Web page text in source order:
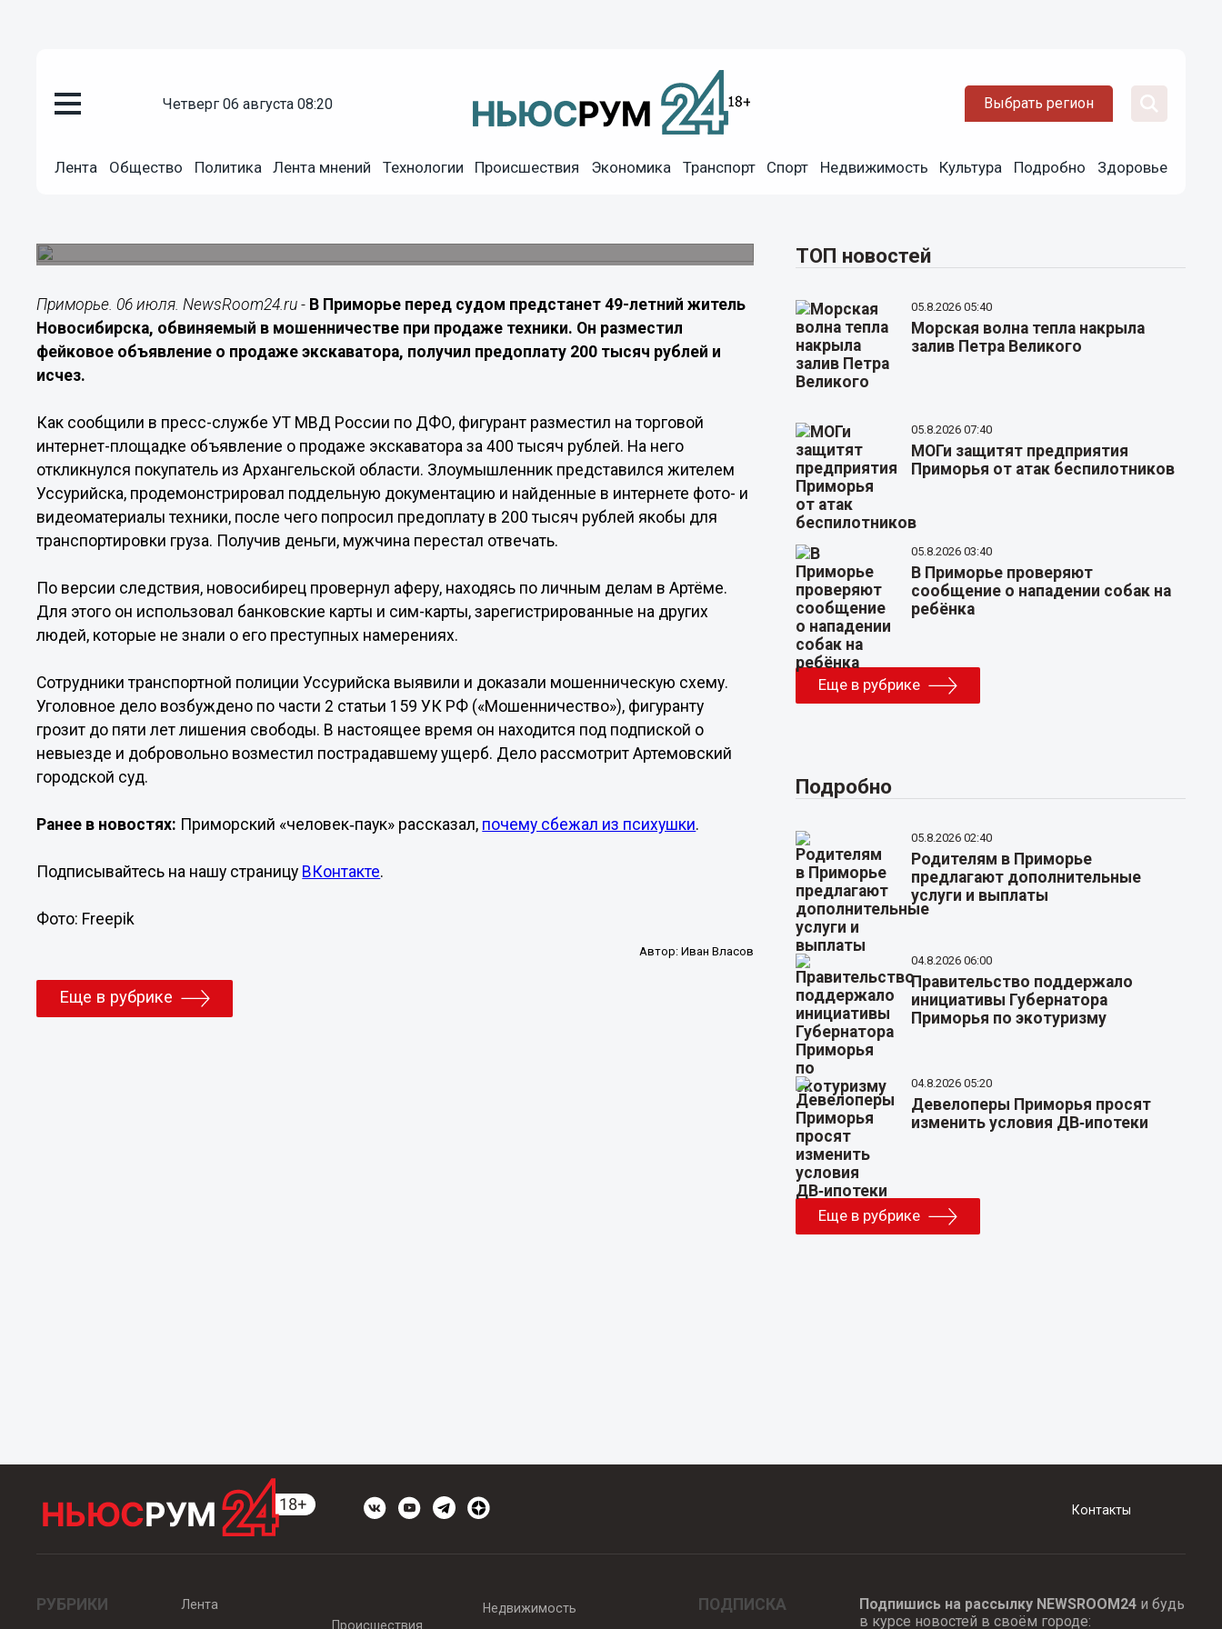
четверг 06 августа 08:20 Выбрать регион
Лента Общество Политика Лента мнений Технологии Происшествия Экономика Транспорт Спорт Недвижимость Культура Подробно Здоровье
Происшествия
Жителя Новосибирска будут судить в Приморье за продажу
Приморье. 06 июля. NewsRoom24.ru - В Приморье перед судом предстанет 49-летний житель
Новосибирска, обвиняемый в мошенничестве при продаже техники. Он разместил
фейковое объявление о продаже экскаватора, получил предоплату 200 тысяч рублей и
исчез.
Как сообщили в пресс-службе УТ МВД России по ДФО, фигурант разместил на торговой
интернет-площадке объявление о продаже экскаватора за 400 тысяч рублей. На него
откликнулся покупатель из Архангельской области. Злоумышленник представился жителем
Уссурийска, продемонстрировал поддельную документацию и найденные в интернете фото- и
видеоматериалы техники, после чего попросил предоплату в 200 тысяч рублей якобы для
транспортировки груза. Получив деньги, мужчина перестал отвечать.
По версии следствия, новосибирец провернул аферу, находясь по личным делам в Артёме.
Для этого он использовал банковские карты и сим-карты, зарегистрированные на других
людей, которые не знали о его преступных намерениях.
Сотрудники транспортной полиции Уссурийска выявили и доказали мошенническую схему.
Уголовное дело возбуждено по части 2 статьи 159 УК РФ («Мошенничество»), фигуранту
грозит до пяти лет лишения свободы. В настоящее время он находится под подпиской о
невыезде и добровольно возместил пострадавшему ущерб. Дело рассмотрит Артемовский
городской суд.
Ранее в новостях: Приморский «человек‑паук» рассказал, почему сбежал из психушки.
Подписывайтесь на нашу страницу ВКонтакте.
Фото: Freepik
Автор: Иван Власов
Еще в рубрике
ТОП новостей
05.8.2026 05:40
Морская волна тепла накрыла
залив Петра Великого
05.8.2026 07:40
МОГи защитят предприятия
Приморья от атак беспилотников
05.8.2026 03:40
В Приморье проверяют
сообщение о нападении собак на
ребёнка
Еще в рубрике
Подробно
05.8.2026 02:40
Родителям в Приморье
предлагают дополнительные
услуги и выплаты
04.8.2026 06:00
Правительство поддержало
инициативы Губернатора
Приморья по экотуризму
04.8.2026 05:20
Девелоперы Приморья просят
изменить условия ДВ‑ипотеки
Еще в рубрике
Контакты
РУБРИКИ
Лента
Происшествия
Недвижимость ПОДПИСКА Подпишись на рассылку NEWSROOM24и будь
в курсе новостей в своём городе: